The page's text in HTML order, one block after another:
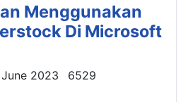
Menggunakan
Di Microsoft
June 2023 6529